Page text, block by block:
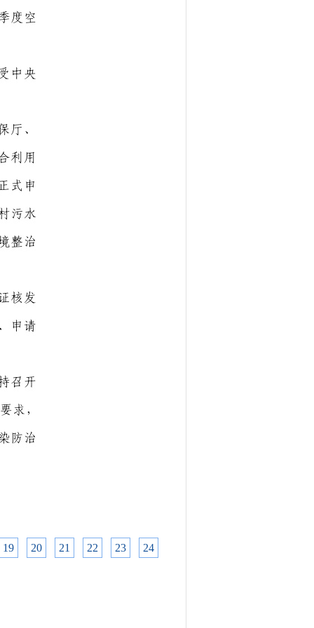
19 20 21 22 23 24